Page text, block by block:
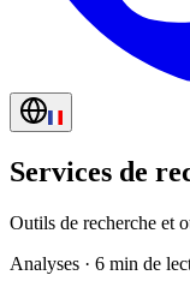
Services de
Outils de recherche et
Analyses · 6 min de